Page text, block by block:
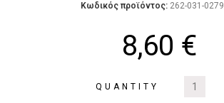
Κωδικός προϊόντος: 262-031-0279
8,60 €
QUANTITY